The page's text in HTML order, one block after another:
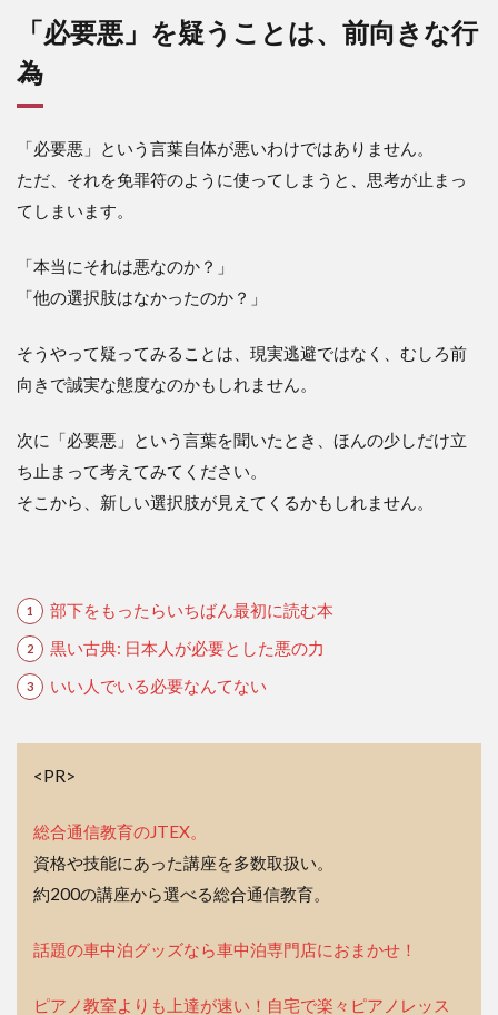
「必要悪」を疑うことは、前向きな行
為
「必要悪」という言葉自体が悪いわけではありません。
ただ、それを免罪符のように使ってしまうと、思考が止まっ
てしまいます。
「本当にそれは悪なのか？」
「他の選択肢はなかったのか？」
そうやって疑ってみることは、現実逃避ではなく、むしろ前
向きで誠実な態度なのかもしれません。
次に「必要悪」という言葉を聞いたとき、ほんの少しだけ立
ち止まって考えてみてください。
そこから、新しい選択肢が見えてくるかもしれません。
部下をもったらいちばん最初に読む本
黒い古典: 日本人が必要とした悪の力
いい人でいる必要なんてない
<PR>
総合通信教育のJTEX。
資格や技能にあった講座を多数取扱い。
約200の講座から選べる総合通信教育。
話題の車中泊グッズなら車中泊専門店におまかせ！
ピアノ教室よりも上達が速い！自宅で楽々ピアノレッス